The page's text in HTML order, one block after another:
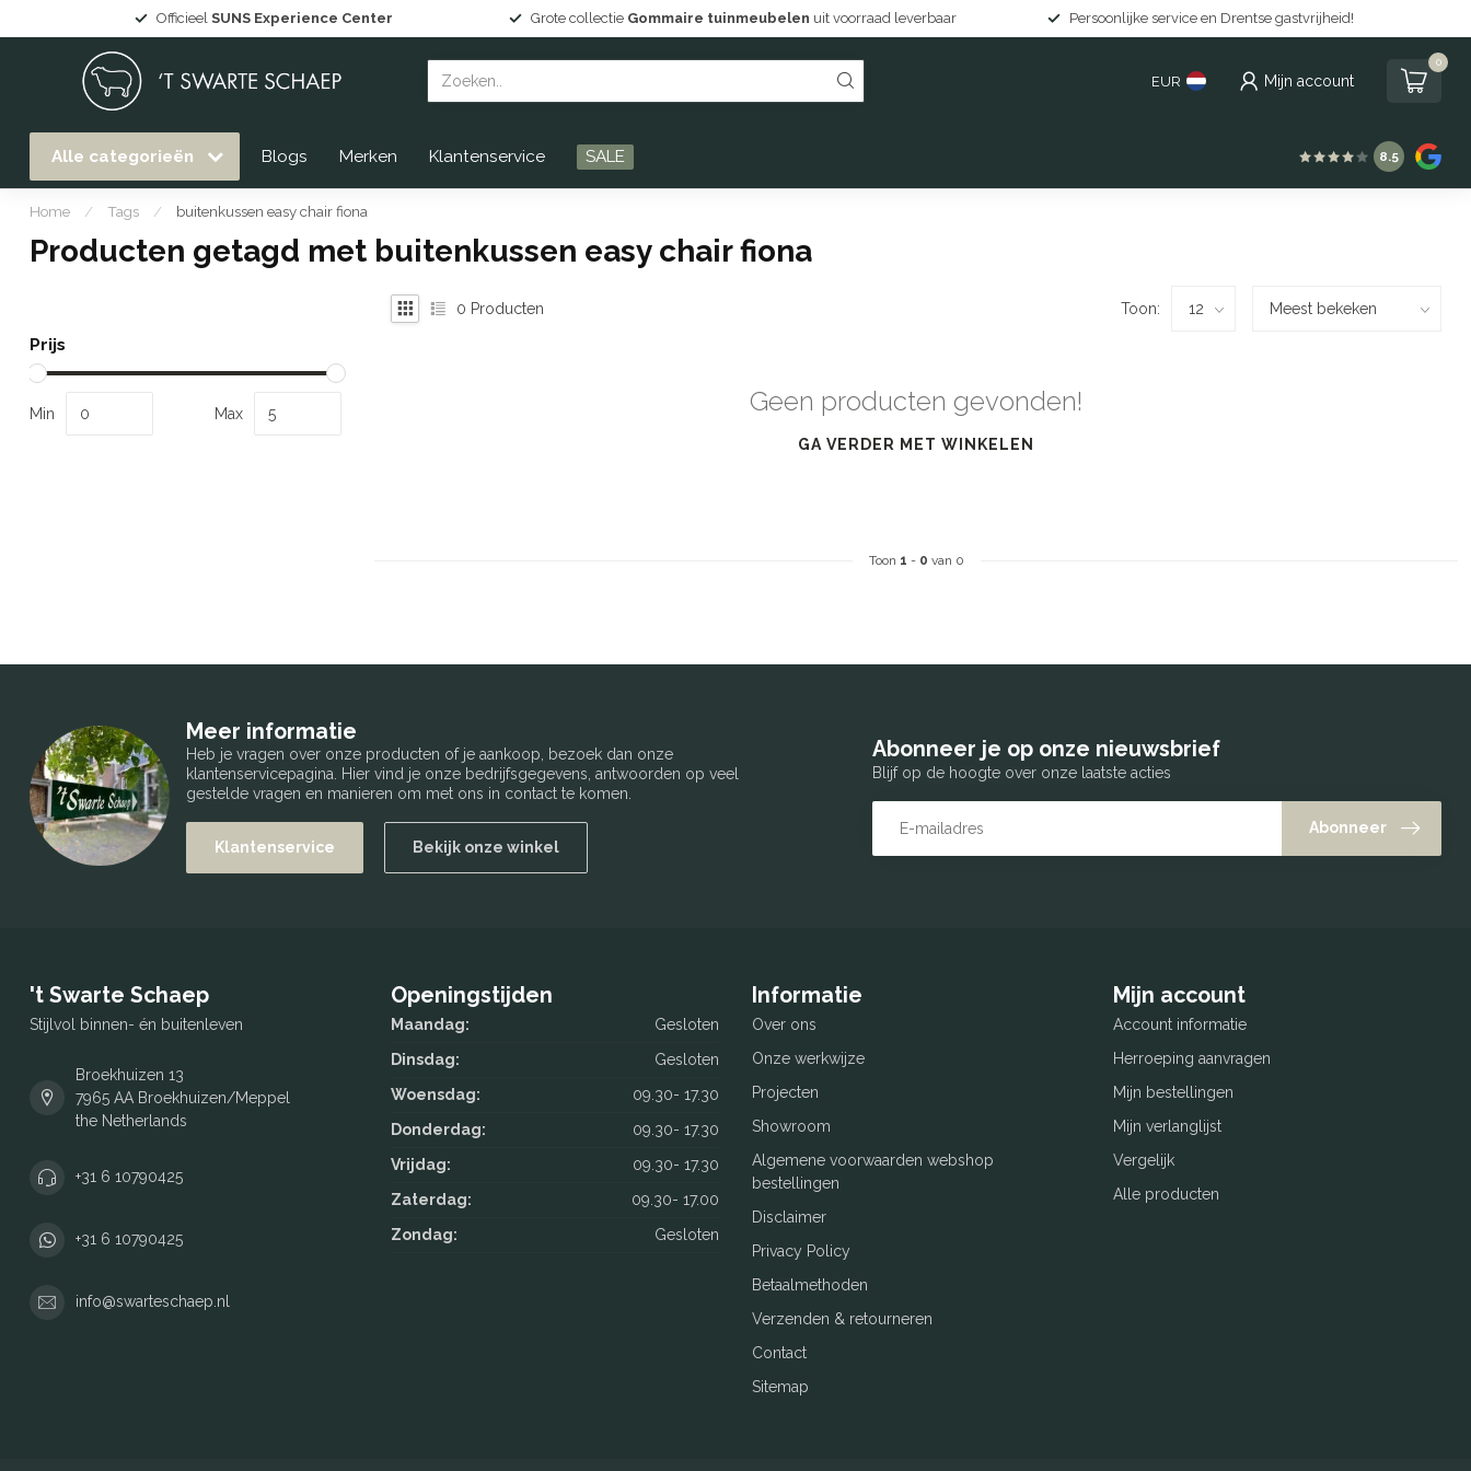
Officieel SUNS Experience Center Grote collectie Gommaire tuinmeubelen uit voorraad leverbaar Persoonlijke service en Drentse gastvrijheid!
EUR Mijn account
0
Alle categorieën Blogs Merken Klantenservice SALE 8.5
Home / Tags / buitenkussen easy chair fiona
Producten getagd met buitenkussen easy chair fiona
Prijs
Min Max
0 Producten Toon:
Geen producten gevonden!
GA VERDER MET WINKELEN
Toon 1 - 0 van 0
Meer informatie
Heb je vragen over onze producten of je aankoop, bezoek dan onze
klantenservicepagina. Hier vind je onze bedrijfsgegevens, antwoorden op veel
gestelde vragen en manieren om met ons in contact te komen.
Klantenservice Bekijk onze winkel
Abonneer je op onze nieuwsbrief
Blijf op de hoogte over onze laatste acties
Abonneer
't Swarte Schaep
Stijlvol binnen- én buitenleven
Broekhuizen 13
7965 AA Broekhuizen/Meppel
the Netherlands
+31 6 10790425
+31 6 10790425
info@swarteschaep.nl
Openingstijden
Maandag:
Gesloten
Dinsdag:
Gesloten
Woensdag:
09.30- 17.30
Donderdag:
09.30- 17.30
Vrijdag:
09.30- 17.30
Zaterdag:
09.30- 17.00
Zondag:
Gesloten
Informatie
Over ons
Onze werkwijze
Projecten
Showroom
Algemene voorwaarden webshop
bestellingen
Disclaimer
Privacy Policy
Betaalmethoden
Verzenden & retourneren
Contact
Sitemap
Mijn account
Account informatie
Herroeping aanvragen
Mijn bestellingen
Mijn verlanglijst
Vergelijk
Alle producten